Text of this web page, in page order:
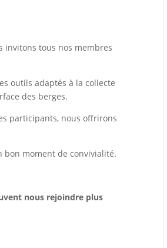
invitons tous nos membres
outils adaptés à la collecte
des berges.
participants, nous offrirons
bon moment de convivialité.
nous rejoindre plus